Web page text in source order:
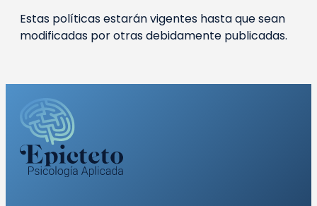
Estas políticas estarán vigentes hasta que sean
modificadas por otras debidamente publicadas.